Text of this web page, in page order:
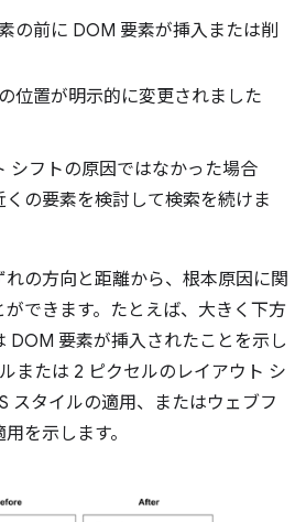
の前に DOM 要素が挿入または削
位置が明示的に変更されました
シフトの原因ではなかった場合
の要素を検討して検索を続けま
れの方向と距離から、根本原因に関
できます。たとえば、大きく下方
DOM 要素が挿入されたことを示し
または 2 ピクセルのレイアウト シ
スタイルの適用、またはウェブフ
を示します。